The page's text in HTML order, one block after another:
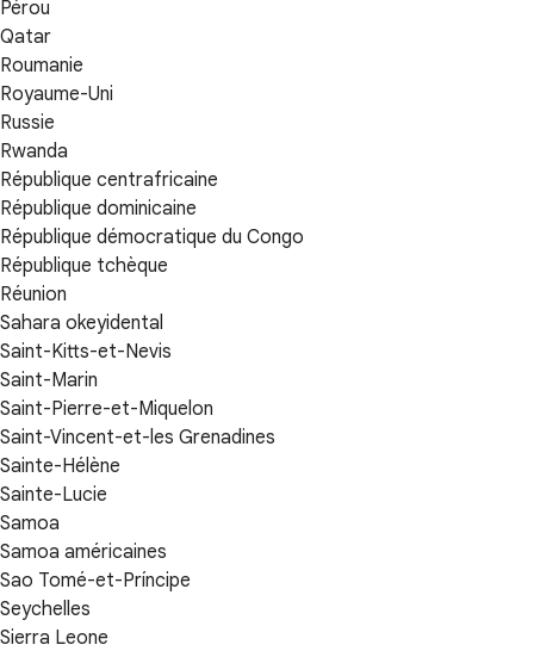
Pérou
Qatar
Roumanie
Royaume-Uni
Russie
Rwanda
République centrafricaine
République dominicaine
République démocratique du Congo
République tchèque
Réunion
Sahara okeyidental
Saint-Kitts-et-Nevis
Saint-Marin
Saint-Pierre-et-Miquelon
Saint-Vincent-et-les Grenadines
Sainte-Hélène
Sainte-Lucie
Samoa
Samoa américaines
Sao Tomé-et-Príncipe
Seychelles
Sierra Leone